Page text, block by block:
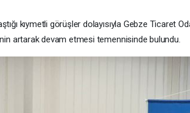
kıymetli görüşler dolayısıyla Gebze Ticaret
artarak devam etmesi temennisinde bulundu.